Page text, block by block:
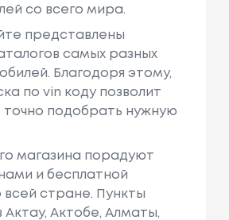
со всего мира.
представлены
самых разных
Благодоря этому,
по vin коду позволит
подобрать нужную
магазина порадуют
и бесплатной
всей стране. Пункты
Актау, Актобе, Алматы,